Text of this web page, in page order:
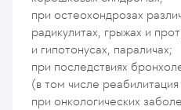
при остеохондрозах
радикулитах, грыжах и
и гипотонусах, параличах;
при последствиях
(в том числе
при онкологических